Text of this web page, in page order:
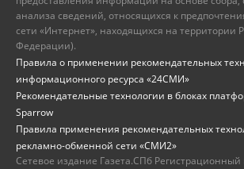
анализа сведений, относящихся к
сети «Интернет», находящихся на территории
Федерации).
Правила о применении рекомендательных
информационного ресурса «24СМИ»
Рекомендательные технологии в блоках
Sparrow
Правила применения рекомендательных
рекламно-обменной сети «СМИ2»
Сетевое издание Газета.СПб Регистрационный